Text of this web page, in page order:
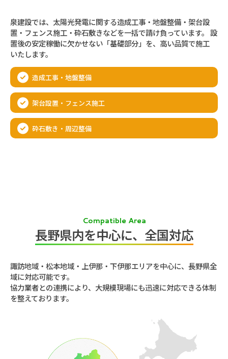
泉建設では、太陽光発電に関する造成工事・地盤整備・架台設
置・フェンス施工・砕石敷きなどを一括で請け負っています。 設
置後の安定稼働に欠かせない「基礎部分」を、高い品質で施工
いたします。
造成工事・地盤整備
架台設置・フェンス施工
砕石敷き・周辺整備
Compatible Area
長野県内を中心に、全国対応
諏訪地域・松本地域・上伊那・下伊那エリアを中心に、長野県全
域に対応可能です。
協力業者との連携により、大規模現場にも迅速に対応できる体制
を整えております。